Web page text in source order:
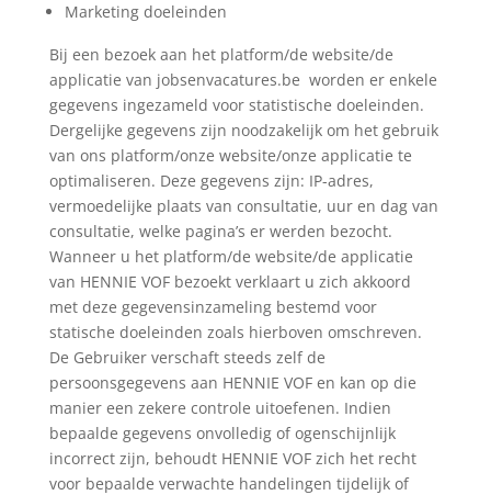
Marketing doeleinden
Bij een bezoek aan het platform/de website/de
applicatie van jobsenvacatures.be worden er enkele
gegevens ingezameld voor statistische doeleinden.
Dergelijke gegevens zijn noodzakelijk om het gebruik
van ons platform/onze website/onze applicatie te
optimaliseren. Deze gegevens zijn: IP-adres,
vermoedelijke plaats van consultatie, uur en dag van
consultatie, welke pagina’s er werden bezocht.
Wanneer u het platform/de website/de applicatie
van HENNIE VOF bezoekt verklaart u zich akkoord
met deze gegevensinzameling bestemd voor
statische doeleinden zoals hierboven omschreven.
De Gebruiker verschaft steeds zelf de
persoonsgegevens aan HENNIE VOF en kan op die
manier een zekere controle uitoefenen. Indien
bepaalde gegevens onvolledig of ogenschijnlijk
incorrect zijn, behoudt HENNIE VOF zich het recht
voor bepaalde verwachte handelingen tijdelijk of